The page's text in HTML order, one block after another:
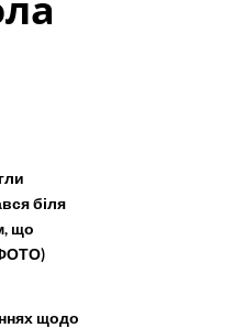
біля
що
щодо